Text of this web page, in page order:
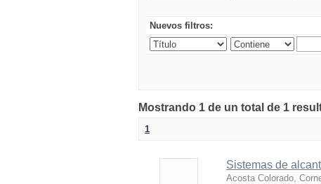
Nuevos filtros:
Mostrando 1 de un total de 1
1
Sistemas de
Acosta Colorado,